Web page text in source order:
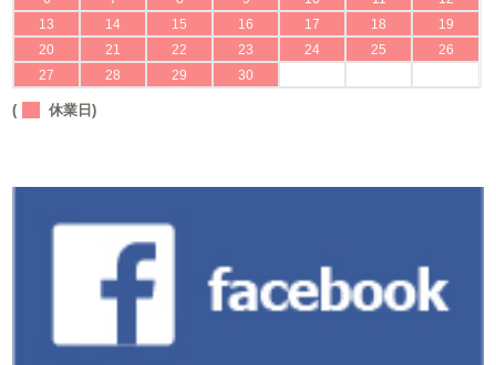
13
14 15 16 17 18
19
20
21 22 23 24 25
26
27
28 29 30
( 休業日)